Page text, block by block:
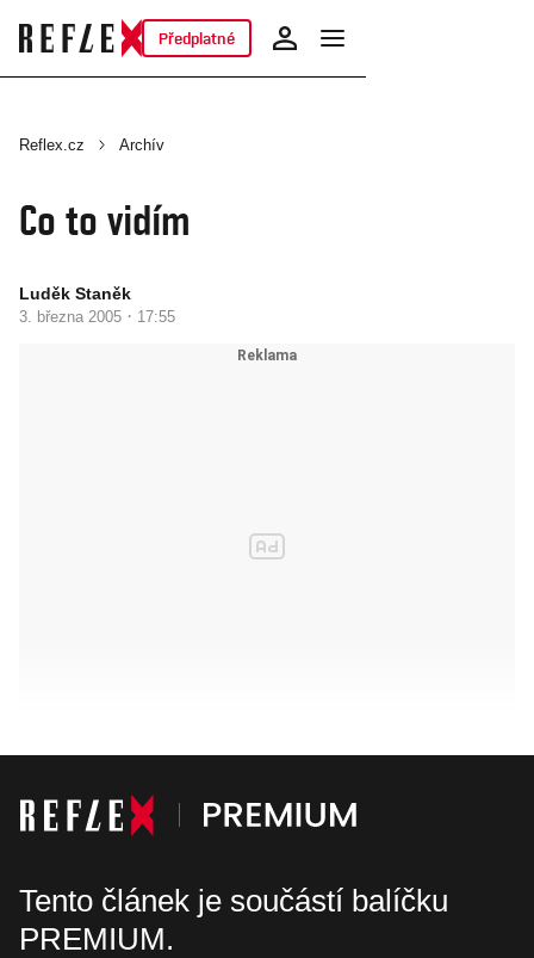
Předplatné
Reflex.cz Archív
Co to vidím
Luděk Staněk
3. března 2005 · 17:55
Tento článek je součástí balíčku
PREMIUM.